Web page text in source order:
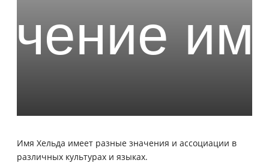
Имя Хельда имеет разные значения и ассоциации в
различных культурах и языках.